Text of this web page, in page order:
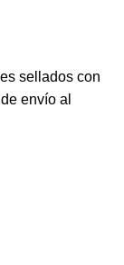
sellados con
envío al